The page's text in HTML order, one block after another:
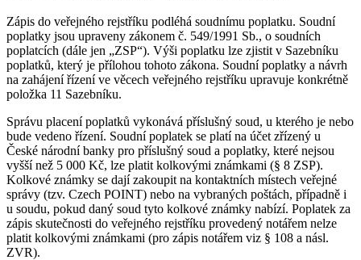
Zápis do veřejného rejstříku podléhá soudnímu poplatku. Soudní
poplatky jsou upraveny zákonem č. 549/1991 Sb., o soudních
poplatcích (dále jen „ZSP“). Výši poplatku lze zjistit v Sazebníku
poplatků, který je přílohou tohoto zákona. Soudní poplatky a návrh
na zahájení řízení ve věcech veřejného rejstříku upravuje konkrétně
položka 11 Sazebníku.
Správu placení poplatků vykonává příslušný soud, u kterého je nebo
bude vedeno řízení. Soudní poplatek se platí na účet zřízený u
České národní banky pro příslušný soud a poplatky, které nejsou
vyšší než 5 000 Kč, lze platit kolkovými známkami (§ 8 ZSP).
Kolkové známky se dají zakoupit na kontaktních místech veřejné
správy (tzv. Czech POINT) nebo na vybraných poštách, případně i
u soudu, pokud daný soud tyto kolkové známky nabízí. Poplatek za
zápis skutečnosti do veřejného rejstříku provedený notářem nelze
platit kolkovými známkami (pro zápis notářem viz § 108 a násl.
ZVR).